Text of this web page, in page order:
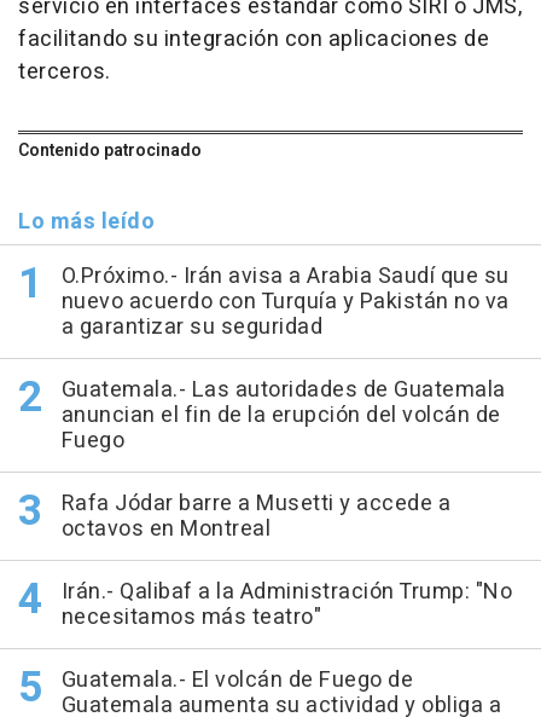
facilitando su integración con aplicaciones de
terceros.
Contenido patrocinado
Lo más leído
O.Próximo.- Irán avisa a Arabia Saudí que su
nuevo acuerdo con Turquía y Pakistán no va
a garantizar su seguridad
Guatemala.- Las autoridades de Guatemala
anuncian el fin de la erupción del volcán de
Fuego
Rafa Jódar barre a Musetti y accede a
octavos en Montreal
Irán.- Qalibaf a la Administración Trump: "No
necesitamos más teatro"
Guatemala.- El volcán de Fuego de
Guatemala aumenta su actividad y obliga a